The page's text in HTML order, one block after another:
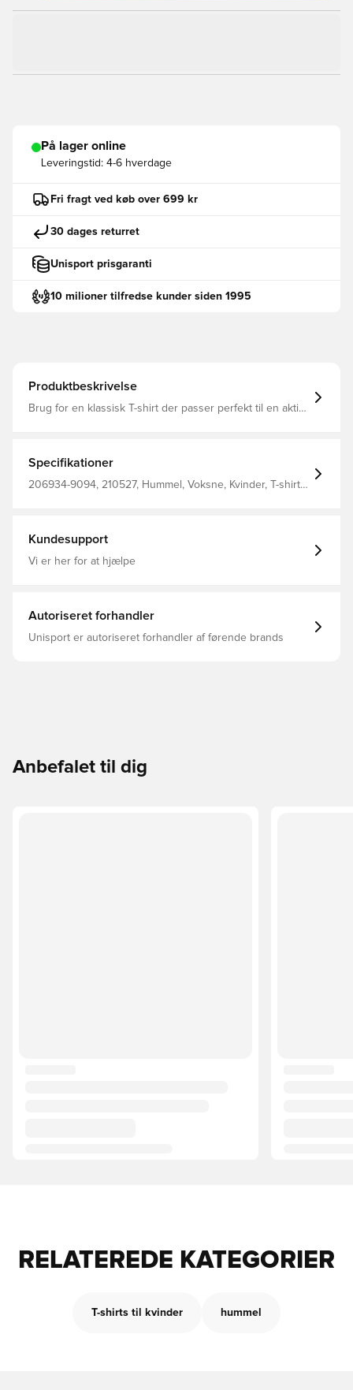
På lager online
Leveringstid: 4-6 hverdage
Fri fragt ved køb over 699 kr
30 dages returret
Unisport prisgaranti
10 milioner tilfredse kunder siden 1995
Produktbeskrivelse
Brug for en klassisk T-shirt der passer perfekt til en aktiv
et lille hummel® logo.
Specifikationer
206934-9094, 210527, Hummel, Voksne, Kvinder, T-shirts,
Kundesupport
Vi er her for at hjælpe
Autoriseret forhandler
Unisport er autoriseret forhandler af førende brands
Anbefalet til dig
RELATEREDE KATEGORIER
T-shirts til kvinder hummel